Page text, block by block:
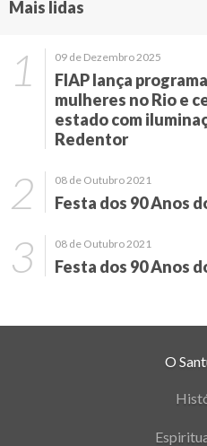
Mais lidas
09 de Dezembro 2025
FIAP lança
mulheres no Rio e
estado com
Redentor
08 de Outubro 2021
Festa dos 90 Anos
08 de Outubro 2021
Festa dos 90 Anos
O